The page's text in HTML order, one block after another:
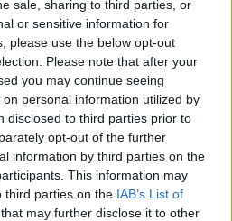
sale, sharing to third parties, or
or sensitive information for
please use the below opt-out
Please note that after your
you may continue seeing
personal information utilized by
disclosed to third parties prior to
opt-out of the further
information by third parties on the
This information may
third parties on the IAB’s List of
that may further disclose it to other